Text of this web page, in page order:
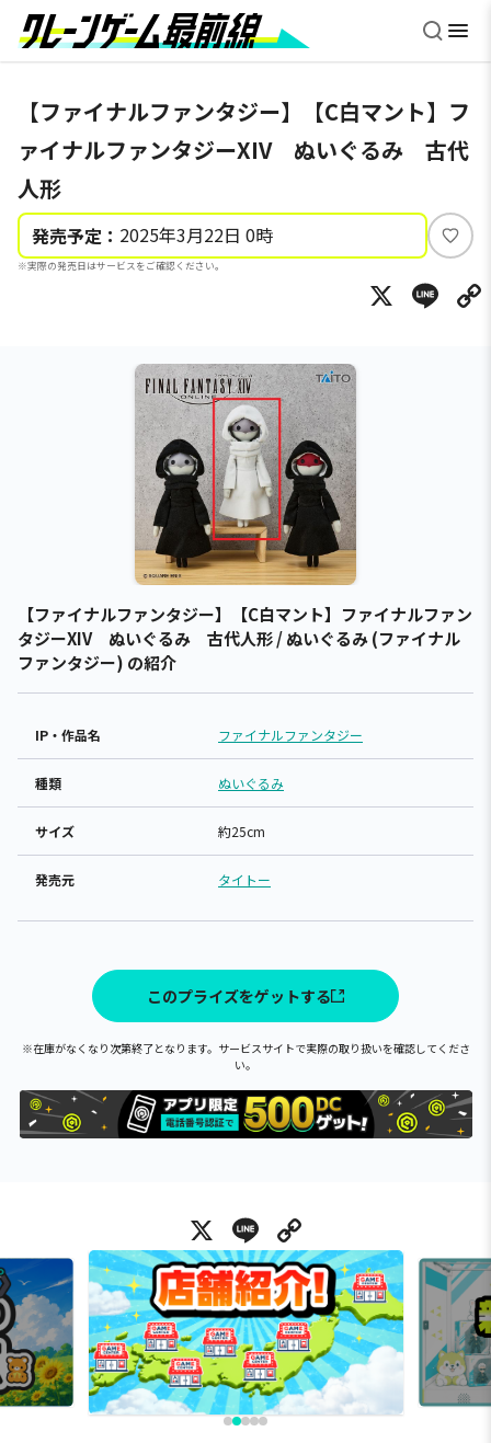
【ファイナルファンタジー】【C白マント】フ
ァイナルファンタジーXIV ぬいぐるみ 古代
人形
発売予定： 2025年3月22日 0時
※実際の発売日はサービスをご確認ください。
い
ね
X
【ファイナルファンタジー】【C白マント】ファイナルファン
タジーXIV ぬいぐるみ 古代人形 / ぬいぐるみ (ファイナル
ファンタジー) の紹介
IP・作品名 ファイナルファンタジー
種類 ぬいぐるみ
サイズ 約25cm
発売元 タイトー
このプライズをゲットする
※在庫がなくなり次第終了となります。サービスサイトで実際の取り扱いを確認してくださ
い。
X Line